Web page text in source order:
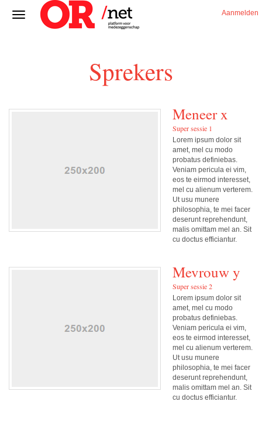
Aanmelden
Sprekers
Meneer x
Super sessie 1
Lorem ipsum dolor sit
amet, mel cu modo
probatus definiebas.
Veniam pericula ei vim,
eos te eirmod interesset,
mel cu alienum verterem.
Ut usu munere
philosophia, te mei facer
deserunt reprehendunt,
malis omittam mel an. Sit
cu doctus efficiantur.
Mevrouw y
Super sessie 2
Lorem ipsum dolor sit
amet, mel cu modo
probatus definiebas.
Veniam pericula ei vim,
eos te eirmod interesset,
mel cu alienum verterem.
Ut usu munere
philosophia, te mei facer
deserunt reprehendunt,
malis omittam mel an. Sit
cu doctus efficiantur.